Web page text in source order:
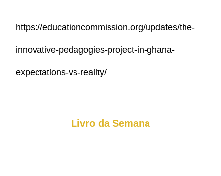
https://educationcommission.org/updates/the-
innovative-pedagogies-project-in-ghana-
expectations-vs-reality/
Livro da Semana